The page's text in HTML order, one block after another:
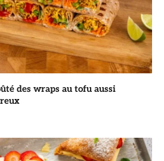
des wraps au tofu aussi